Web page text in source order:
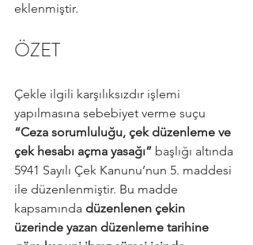
eklenmiştir.
ÖZET
Çekle ilgili karşılıksızdır işlemi
yapılmasına sebebiyet verme suçu
“Ceza sorumluluğu, çek düzenleme ve
çek hesabı açma yasağı” başlığı altında
5941 Sayılı Çek Kanunu’nun 5. maddesi
ile düzenlenmiştir. Bu madde
kapsamında düzenlenen çekin
üzerinde yazan düzenleme tarihine